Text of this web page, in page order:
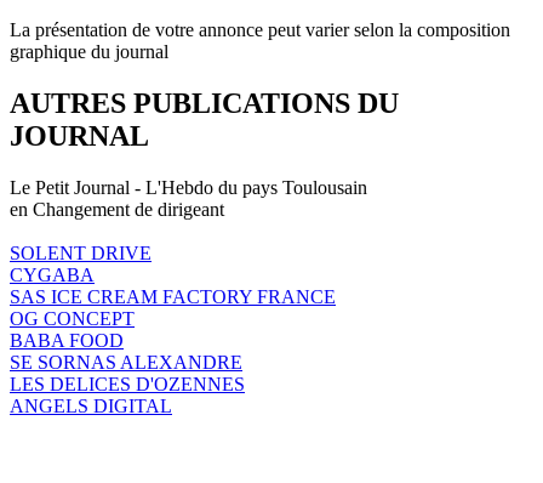
La présentation de votre annonce peut varier selon la composition
graphique du journal
AUTRES PUBLICATIONS DU
JOURNAL
Le Petit Journal - L'Hebdo du pays Toulousain
en Changement de dirigeant
SOLENT DRIVE
CYGABA
SAS ICE CREAM FACTORY FRANCE
OG CONCEPT
BABA FOOD
SE SORNAS ALEXANDRE
LES DELICES D'OZENNES
ANGELS DIGITAL